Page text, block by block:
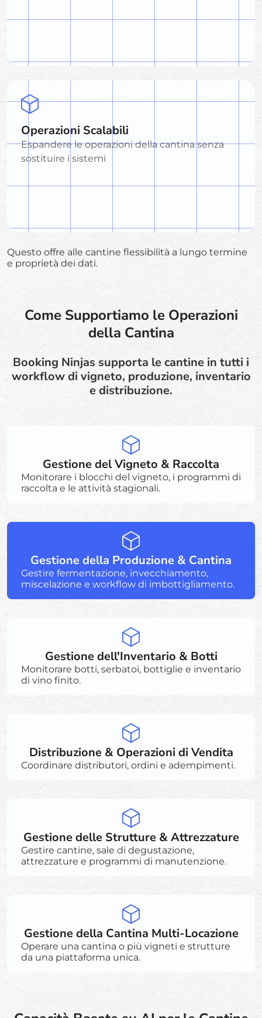
Operazioni Scalabili
Espandere le operazioni della cantina senza
sostituire i sistemi
Questo offre alle cantine flessibilità a lungo termine
e proprietà dei dati.
Come Supportiamo le Operazioni
della Cantina
Booking Ninjas supporta le cantine in tutti i
workflow di vigneto, produzione, inventario
e distribuzione.
Gestione del Vigneto & Raccolta
Monitorare i blocchi del vigneto, i programmi di
raccolta e le attività stagionali.
Gestione della Produzione & Cantina
Gestire fermentazione, invecchiamento,
miscelazione e workflow di imbottigliamento.
Gestione dell'Inventario & Botti
Monitorare botti, serbatoi, bottiglie e inventario
di vino finito.
Distribuzione & Operazioni di Vendita
Coordinare distributori, ordini e adempimenti.
Gestione delle Strutture & Attrezzature
Gestire cantine, sale di degustazione,
attrezzature e programmi di manutenzione.
Gestione della Cantina Multi-Locazione
Operare una cantina o più vigneti e strutture
da una piattaforma unica.